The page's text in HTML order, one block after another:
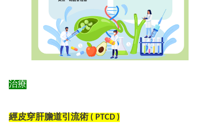
治療
經皮穿肝膽道引流術 ( PTCD )